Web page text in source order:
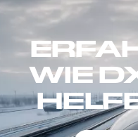
WIE